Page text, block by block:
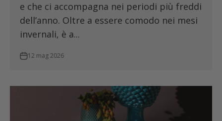
e che ci accompagna nei periodi più freddi
dell’anno. Oltre a essere comodo nei mesi
invernali, è a...
12 mag 2026